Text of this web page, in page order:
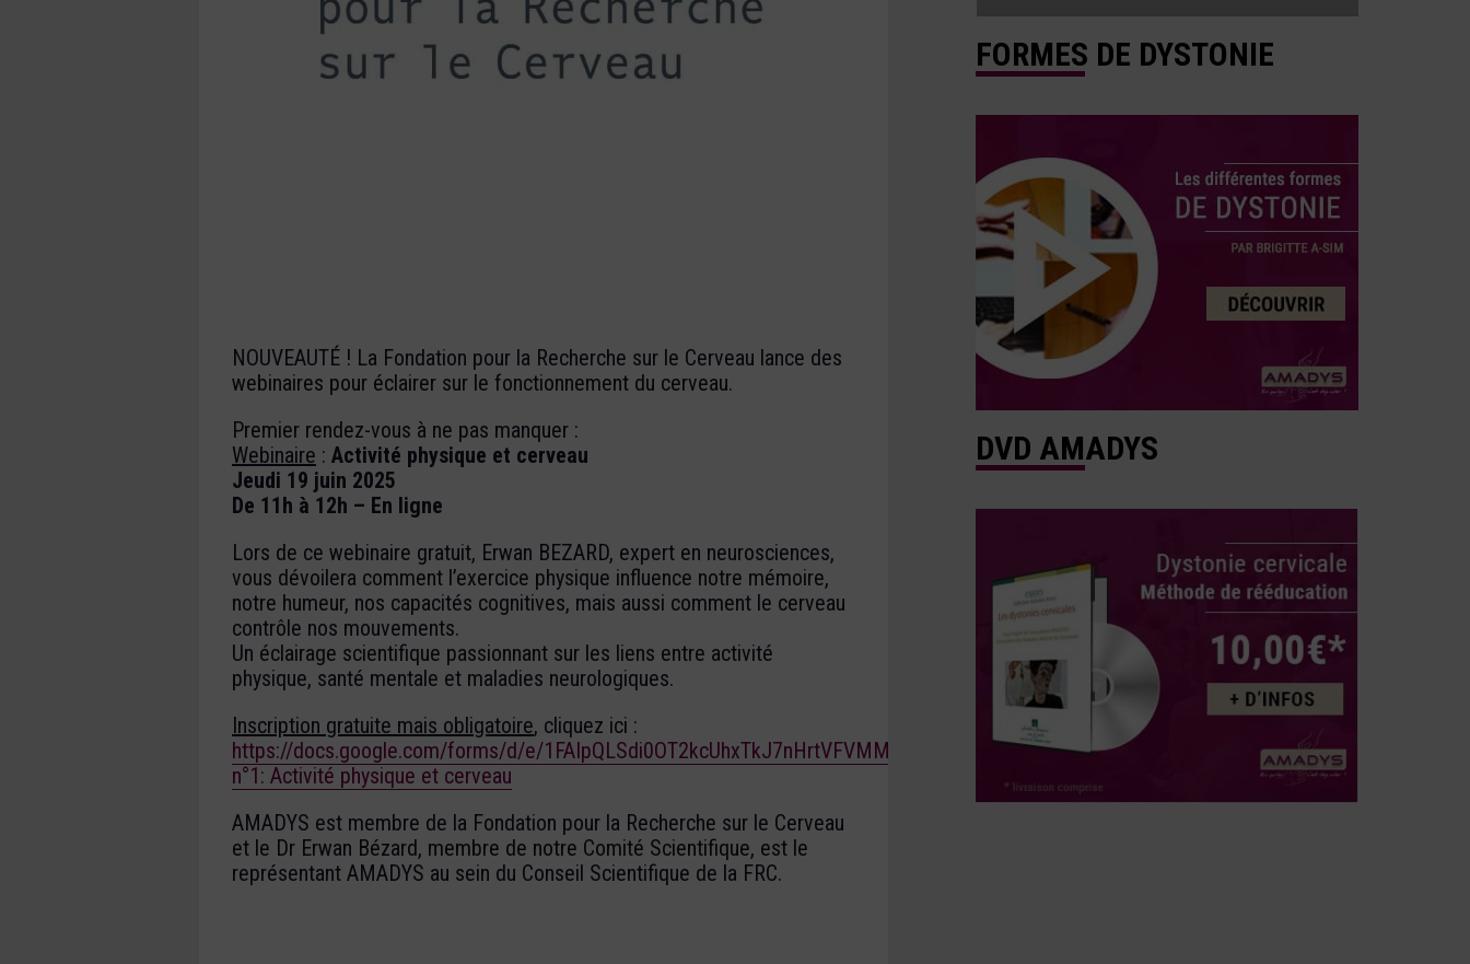
NOUVEAUTÉ ! La Fondation pour la Recherche sur le Cerveau lance des
webinaires pour éclairer sur le fonctionnement du cerveau.
Premier rendez-vous à ne pas manquer :
Webinaire : Activité physique et cerveau
Jeudi 19 juin 2025
De 11h à 12h – En ligne
Lors de ce webinaire gratuit, Erwan BEZARD, expert en neurosciences,
vous dévoilera comment l’exercice physique influence notre mémoire,
notre humeur, nos capacités cognitives, mais aussi comment le cerveau
contrôle nos mouvements.
Un éclairage scientifique passionnant sur les liens entre activité
physique, santé mentale et maladies neurologiques.
Inscription gratuite mais obligatoire, cliquez ici :
https://docs.google.com/forms/d/e/1FAIpQLSdi0OT2kcUhxTkJ7nHrtVFVMMUJ0NInmcfsLniwOFA8CGZivA/viewform
Webinaire
n°1: Activité physique et cerveau
AMADYS est membre de la Fondation pour la Recherche sur le Cerveau
et le Dr Erwan Bézard, membre de notre Comité Scientifique, est le
représentant AMADYS au sein du Conseil Scientifique de la FRC.
FORMES DE DYSTONIE
DVD AMADYS